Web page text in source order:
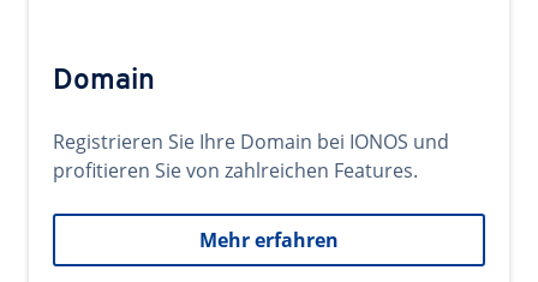
Domain
Registrieren Sie Ihre Domain bei IONOS und
profitieren Sie von zahlreichen Features.
Mehr erfahren